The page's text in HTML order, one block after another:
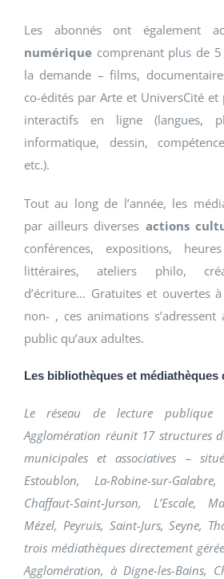
Les abonnés ont également
numérique comprenant plus de
la demande – films,
co-édités par Arte et UniversCité
interactifs en ligne (langues,
informatique, dessin,
etc.).
Tout au long de l’année, les
par ailleurs diverses actions
conférences, expositions,
littéraires, ateliers philo,
d’écriture… Gratuites et ouvertes
non- , ces animations
public qu’aux adultes.
Les bibliothèques et médiathèques
Le réseau de lecture publique
Agglomération réunit 17 structures
municipales et associatives –
Estoublon, La-Robine-sur-
Chaffaut-Saint-Jurson, L’Escale,
Mézel, Peyruis, Saint-Jurs, Seyne,
trois médiathèques directement
Agglomération, à Digne-les-Bains,